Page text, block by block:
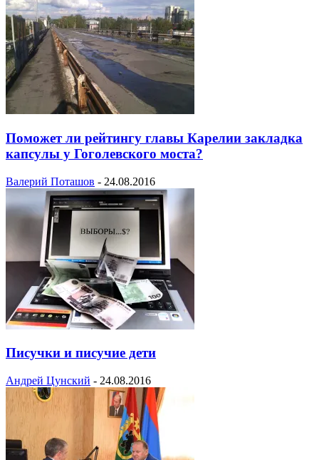
Поможет ли рейтингу главы Карелии закладка
капсулы у Гоголевского моста?
Валерий Поташов - 24.08.2016
Писучки и писучие дети
Андрей Цунский - 24.08.2016